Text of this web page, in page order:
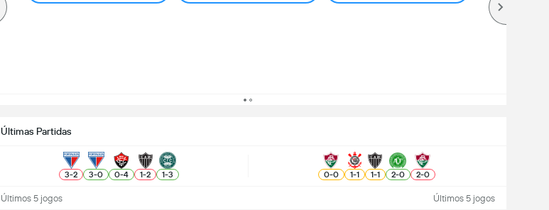
Últimas Partidas
3-2 3-0 0-4 1-2 1-3 0-0 1-1 1-1 2-0 2-0
Últimos 5 jogos Últimos 5 jogos